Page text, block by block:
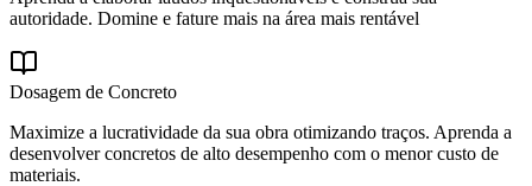
autoridade. Domine e fature mais na área mais rentável
Dosagem de Concreto
Maximize a lucratividade da sua obra otimizando traços. Aprenda a
desenvolver concretos de alto desempenho com o menor custo de
materiais.